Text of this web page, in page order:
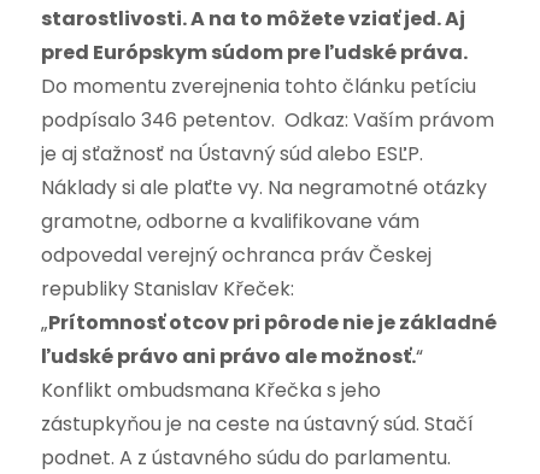
starostlivosti. A na to môžete vziať jed. Aj
pred Európskym súdom pre ľudské práva.
Do momentu zverejnenia tohto článku petíciu
podpísalo 346 petentov. Odkaz: Vaším právom
je aj sťažnosť na Ústavný súd alebo ESĽP.
Náklady si ale plaťte vy. Na negramotné otázky
gramotne, odborne a kvalifikovane vám
odpovedal verejný ochranca práv Českej
republiky Stanislav Křeček:
„Prítomnosť otcov pri pôrode nie je základné
ľudské právo ani právo ale možnosť.“
Konflikt ombudsmana Křečka s jeho
zástupkyňou je na ceste na ústavný súd. Stačí
podnet. A z ústavného súdu do parlamentu.